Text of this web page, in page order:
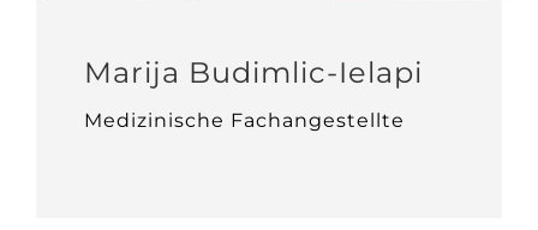
Marija Budimlic-Ielapi
Medizinische Fachangestellte